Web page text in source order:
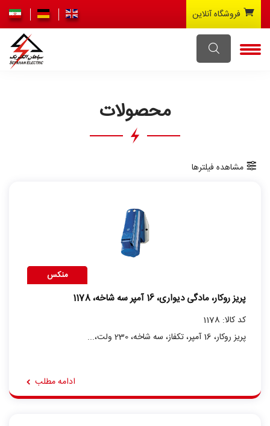
فروشگاه آنلاین
محصولات
مشاهده فیلترها
منکس
پریز روکار، مادگی دیواری، 16 آمپر سه شاخه، 1178
کد کالا: 1178
پریز روکار، 16 آمپر، تکفاز، سه شاخه، 230 ولت،...
ادامه مطلب